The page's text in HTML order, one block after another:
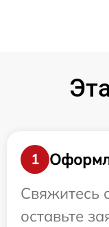
1
Свяжитесь
оставьте